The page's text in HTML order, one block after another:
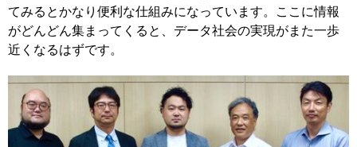
てみるとかなり便利な仕組みになっています。ここに情報
がどんどん集まってくると、データ社会の実現がまた一歩
近くなるはずです。